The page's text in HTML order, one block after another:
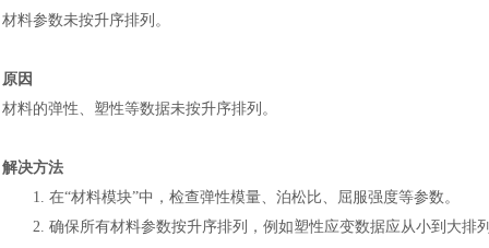
材料参数未按升序排列。
原因
材料的弹性、塑性等数据未按升序排列。
解决方法
1. 在“材料模块”中，检查弹性模量、泊松比、屈服强度等参数。
2. 确保所有材料参数按升序排列，例如塑性应变数据应从小到大排